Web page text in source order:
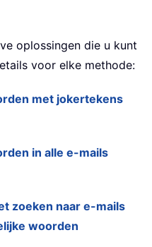
oplossingen die u kunt
voor elke methode:
met jokertekens
in alle e-mails
zoeken naar e-mails
woorden